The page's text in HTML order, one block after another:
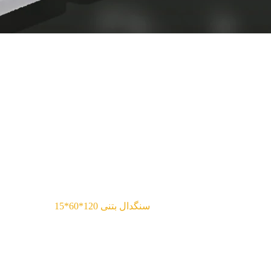
سنگدال بتنی 120*60*15